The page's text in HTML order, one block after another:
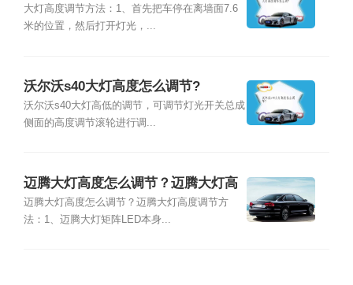
大灯高度调节方法：1、首先把车停在离墙面7.6
米的位置，然后打开灯光，...
沃尔沃s40大灯高度怎么调节?
沃尔沃s40大灯高低的调节，可调节灯光开关总成
侧面的高度调节滚轮进行调...
迈腾大灯高度怎么调节？迈腾大灯高
度调节方法
迈腾大灯高度怎么调节？迈腾大灯高度调节方
法：1、迈腾大灯矩阵LED本身...